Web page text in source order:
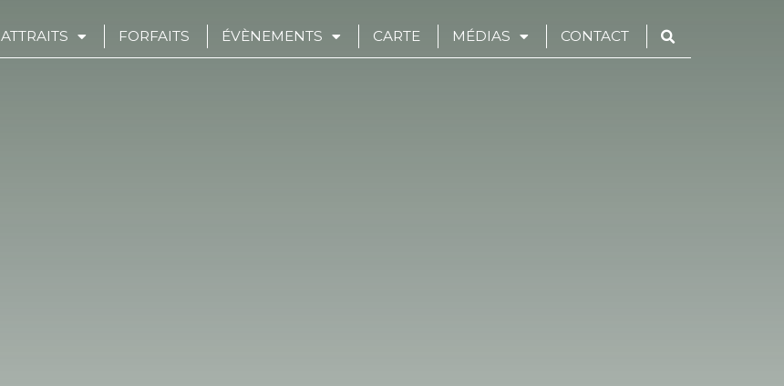
ATTRAITS FORFAITS ÉVÈNEMENTS CARTE MÉDIAS CONTACT